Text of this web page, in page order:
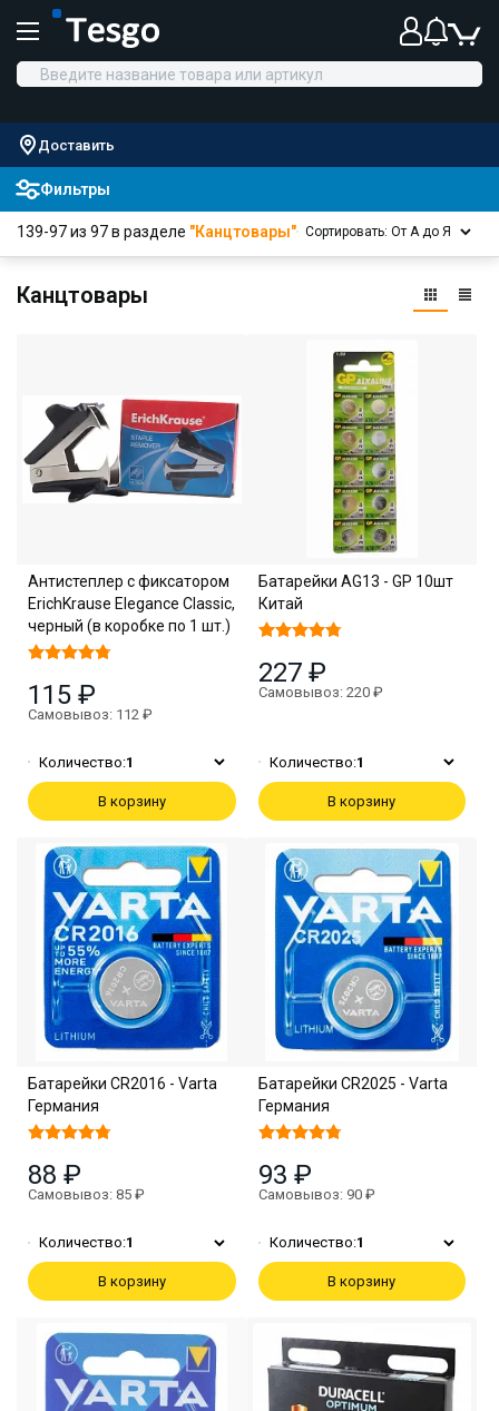
Доставить
Фильтры
139-97 из 97 в разделе "Канцтовары" Сортировать: От А до Я
Канцтовары
Антистеплер с фиксатором
ErichKrause Elegance Classic,
черный (в коробке по 1 шт.)
115 ₽
Самовывоз: 112 ₽
Количество:1
В корзину
Батарейки AG13 - GP 10шт
Китай
227 ₽
Самовывоз: 220 ₽
Количество:1
В корзину
Батарейки CR2016 - Varta
Германия
88 ₽
Самовывоз: 85 ₽
Количество:1
В корзину
Батарейки CR2025 - Varta
Германия
93 ₽
Самовывоз: 90 ₽
Количество:1
В корзину